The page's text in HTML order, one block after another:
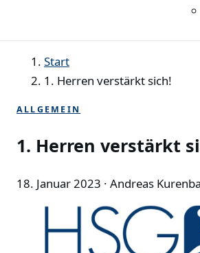
Start
1. Herren verstärkt sich!
ALLGEMEIN
1. Herren verstärkt
18. Januar 2023 · Andreas